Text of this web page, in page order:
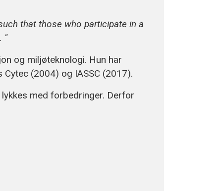
that those who participate in a
"
og miljøteknologi. Hun har
(2004) og IASSC (2017).
med forbedringer. Derfor